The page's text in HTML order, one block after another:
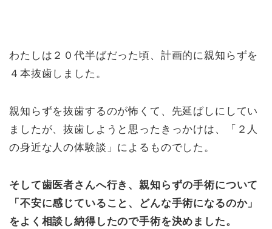
わたしは２０代半ばだった頃、計画的に親知らずを
４本抜歯しました。
親知らずを抜歯するのが怖くて、先延ばしにしてい
ましたが、抜歯しようと思ったきっかけは、「２人
の身近な人の体験談」によるものでした。
そして歯医者さんへ行き、親知らずの手術について
「不安に感じていること、どんな手術になるのか」
をよく相談し納得したので手術を決めました。